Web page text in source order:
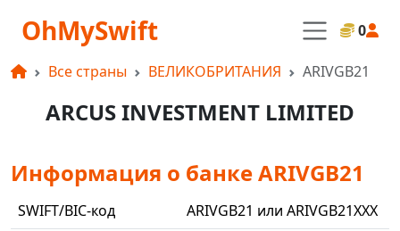
OhMySwift 0
Все страны ВЕЛИКОБРИТАНИЯ ARIVGB21
ARCUS INVESTMENT LIMITED
Информация о банке ARIVGB21
SWIFT/BIC-код
ARIVGB21 или ARIVGB21XXX